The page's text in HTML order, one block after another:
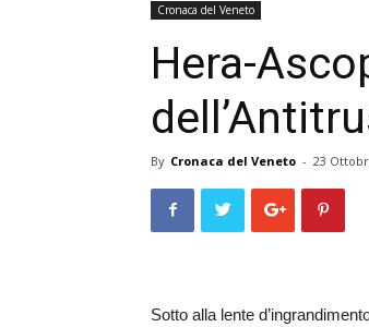
Cronaca del Veneto
Hera-
By Cronaca del Veneto - 23
Sotto alla lente